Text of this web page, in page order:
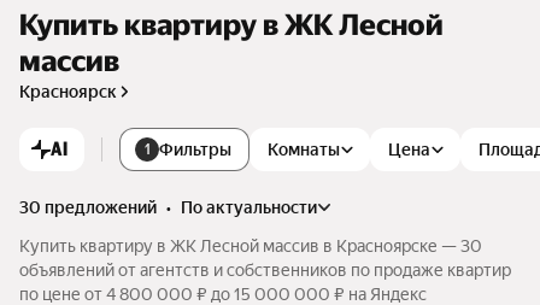
Купить квартиру в ЖК Лесной
массив
Красноярск
AI 1 Фильтры Комнаты Цена
30 предложений •
по актуальности
Купить квартиру в ЖК Лесной массив в Красноярске — 30
объявлений от агентств и собственников по продаже квартир
по цене от 4 800 000 ₽ до 15 000 000 ₽ на Яндекс